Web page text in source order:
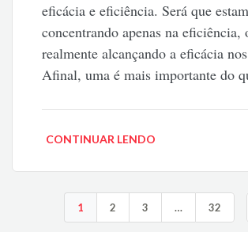
eficácia e eficiência. Será que
concentrando apenas na eficiência,
realmente alcançando a eficácia
Afinal, uma é mais importante do
CONTINUAR LENDO
1 2 3 … 32